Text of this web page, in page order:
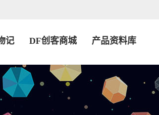
记 DF创客商城 产品资料库